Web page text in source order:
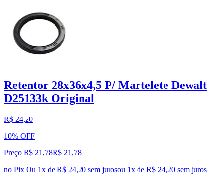
Retentor 28x36x4,5 P/ Martelete Dewalt
D25133k Original
R$ 24,20
10% OFF
Preço R$ 21,78R$ 21 ,78
no Pix Ou 1x de R$ 24,20 sem jurosou 1x de R$ 24,20 sem juros